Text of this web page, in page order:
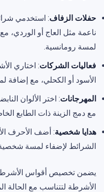
حفلات الزفاف: استخدمي
ناعمة مثل العاج أو الوردي،
لمسة رومانسية.
فعاليات الشركات: اختاري
الأسود أو الكحلي، مع إضافة
المهرجانات: اختر الألوان
مع دمج الزينة ذات الطابع
هدايا شخصية: أضف الأحرف
الشرائط لإضفاء لمسة شخصية
يضمن تخصيص أقواس
الأشرطة لتتناسب مع الحالة